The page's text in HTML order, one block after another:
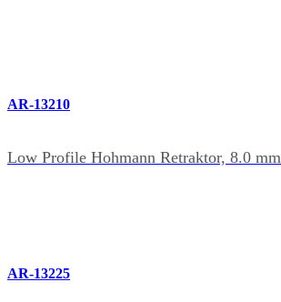
AR-13210
Low Profile Hohmann Retraktor, 8.0 mm
AR-13225